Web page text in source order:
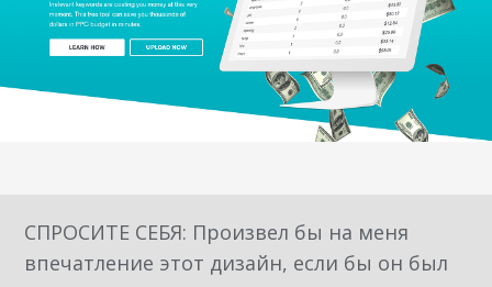
СПРОСИТЕ СЕБЯ: Произвел бы на меня
впечатление этот дизайн, если бы он был